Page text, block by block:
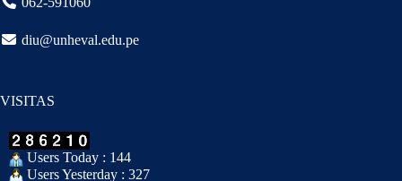
diu@unheval.edu.pe
VISITAS
Users Today : 144
Users Yesterday : 327